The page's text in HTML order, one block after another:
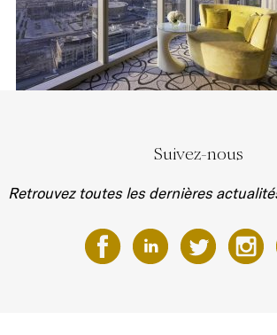
Suivez-nous
Retrouvez toutes les dernières